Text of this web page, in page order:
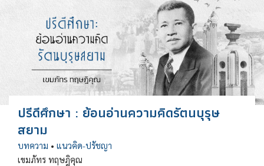
ปรีดีศึกษา : ย้อนอ่านความคิดรัตนบุรุษ
สยาม
บทความ • แนวคิด-ปรัชญา
เขมภัทร ทฤษฎิคุณ